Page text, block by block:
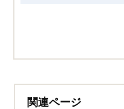
関連ページ